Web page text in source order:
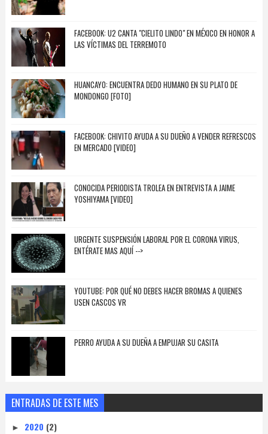
FACEBOOK: U2 CANTA "CIELITO LINDO" EN MÉXICO EN HONOR A
LAS VÍCTIMAS DEL TERREMOTO
HUANCAYO: ENCUENTRA DEDO HUMANO EN SU PLATO DE
MONDONGO [FOTO]
FACEBOOK: CHIVITO AYUDA A SU DUEÑO A VENDER REFRESCOS
EN MERCADO [VIDEO]
CONOCIDA PERIODISTA TROLEA EN ENTREVISTA A JAIME
YOSHIYAMA [VIDEO]
URGENTE SUSPENSIÓN LABORAL POR EL CORONA VIRUS,
ENTÉRATE MAS AQUÍ -->
YOUTUBE: POR QUÉ NO DEBES HACER BROMAS A QUIENES
USEN CASCOS VR
PERRO AYUDA A SU DUEÑA A EMPUJAR SU CASITA
ENTRADAS DE ESTE MES
► 2020 (2)